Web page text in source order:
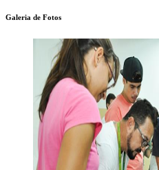
Galeria de Fotos